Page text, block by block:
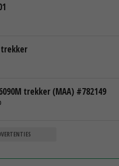
trekker
trekker (MAA) #782149